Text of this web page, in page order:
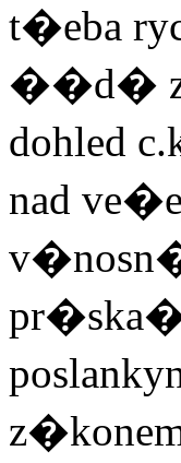
t�eba
��d�
dohled
nad